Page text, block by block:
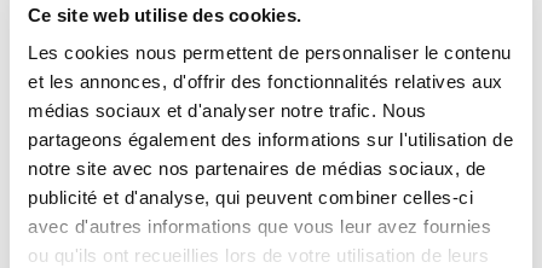
Ce site web utilise des cookies.
Les cookies nous permettent de personnaliser le contenu
et les annonces, d'offrir des fonctionnalités relatives aux
médias sociaux et d'analyser notre trafic. Nous
partageons également des informations sur l'utilisation de
notre site avec nos partenaires de médias sociaux, de
publicité et d'analyse, qui peuvent combiner celles-ci
avec d'autres informations que vous leur avez fournies
ou qu'ils ont recueillies lors de votre utilisation de leurs
tout en étant adaptées au micro-ondes, congelables et
lavables.
Leur design épuré et leur couleur beige clair ajoutent une
touche d'élégance à toute présentation culinaire.
Polyvalentes et pratiques, elles sont un choix idéal pour
les professionnels de la restauration souhaitant offrir
une expérience culinaire de qualité à leurs clients, que ce
soit pour un service en salle ou une livraison à emporter
avec consigne.